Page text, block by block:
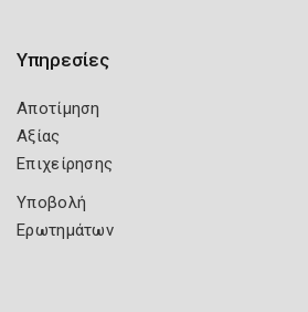
Υπηρεσίες
Αποτίμηση
Αξίας
Επιχείρησης
Υποβολή
Ερωτημάτων